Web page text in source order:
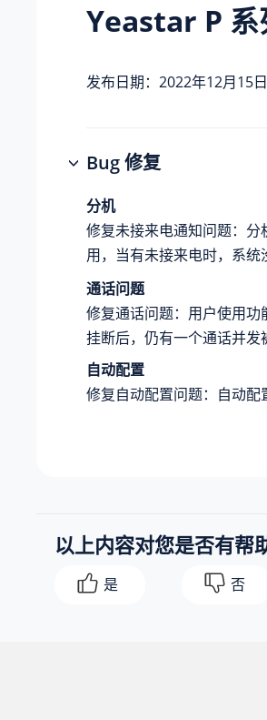
Yeastar P 系
发布日期：2022年12月15日
Bug 修复
分机
修复未接来电通知问题：分
用，当有未接来电时，系
通话问题
修复通话问题：用户使用
挂断后，仍有一个通话并发
自动配置
修复自动配置问题：自动
以上内容对您是否有帮
是 否